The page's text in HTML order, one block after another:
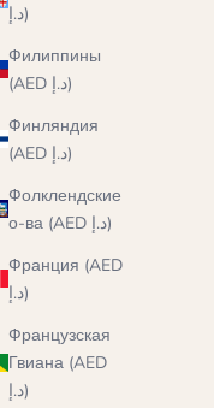
د.إ)
Филиппины
(AED د.إ)
Финляндия
(AED د.إ)
Фолклендские
о-ва (AED د.إ)
Франция (AED
د.إ)
Французская
Гвиана (AED
د.إ)